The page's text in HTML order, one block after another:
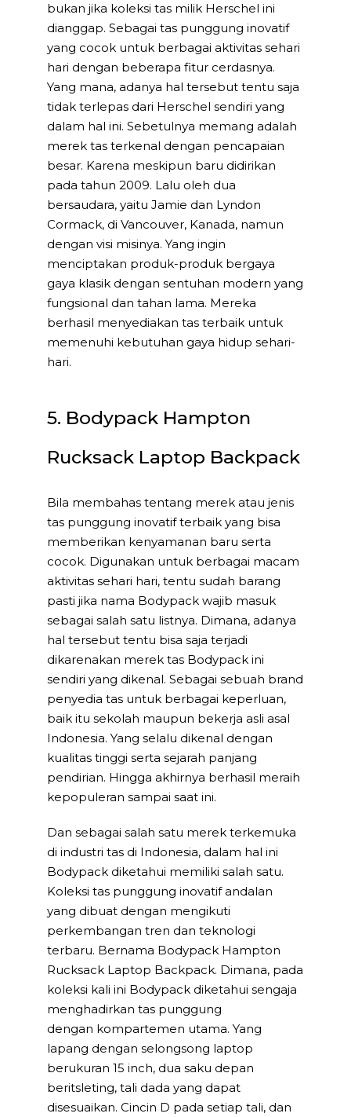
bukan jika koleksi tas milik Herschel ini
dianggap. Sebagai tas punggung inovatif
yang cocok untuk berbagai aktivitas sehari
hari dengan beberapa fitur cerdasnya.
Yang mana, adanya hal tersebut tentu saja
tidak terlepas dari Herschel sendiri yang
dalam hal ini. Sebetulnya memang adalah
merek tas terkenal dengan pencapaian
besar. Karena meskipun baru didirikan
pada tahun 2009. Lalu oleh dua
bersaudara, yaitu Jamie dan Lyndon
Cormack, di Vancouver, Kanada, namun
dengan visi misinya. Yang ingin
menciptakan produk-produk bergaya
gaya klasik dengan sentuhan modern yang
fungsional dan tahan lama. Mereka
berhasil menyediakan tas terbaik untuk
memenuhi kebutuhan gaya hidup sehari-
hari.
5. Bodypack Hampton
Rucksack Laptop Backpack
Bila membahas tentang merek atau jenis
tas punggung inovatif terbaik yang bisa
memberikan kenyamanan baru serta
cocok. Digunakan untuk berbagai macam
aktivitas sehari hari, tentu sudah barang
pasti jika nama Bodypack wajib masuk
sebagai salah satu listnya. Dimana, adanya
hal tersebut tentu bisa saja terjadi
dikarenakan merek tas Bodypack ini
sendiri yang dikenal. Sebagai sebuah brand
penyedia tas untuk berbagai keperluan,
baik itu sekolah maupun bekerja asli asal
Indonesia. Yang selalu dikenal dengan
kualitas tinggi serta sejarah panjang
pendirian. Hingga akhirnya berhasil meraih
kepopuleran sampai saat ini.
Dan sebagai salah satu merek terkemuka
di industri tas di Indonesia, dalam hal ini
Bodypack diketahui memiliki salah satu.
Koleksi tas punggung inovatif andalan
yang dibuat dengan mengikuti
perkembangan tren dan teknologi
terbaru. Bernama Bodypack Hampton
Rucksack Laptop Backpack. Dimana, pada
koleksi kali ini Bodypack diketahui sengaja
menghadirkan tas punggung
dengan kompartemen utama. Yang
lapang dengan selongsong laptop
berukuran 15 inch, dua saku depan
beritsleting, tali dada yang dapat
disesuaikan. Cincin D pada setiap tali, dan